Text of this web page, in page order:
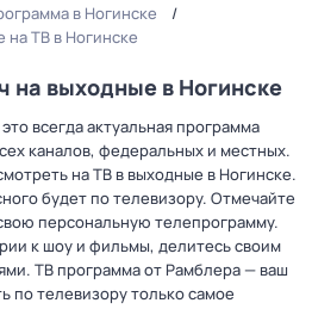
в Ногинске
на ТВ в Ногинске
на выходные в Ногинске
всегда актуальная программа
каналов, федеральных и местных.
на ТВ в выходные в Ногинске.
будет по телевизору. Отмечайте
персональную телепрограмму.
к шоу и фильмы, делитесь своим
ТВ программа от Рамблера — ваш
по телевизору только самое